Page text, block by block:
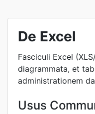
De Excel
Fasciculi Excel
diagrammata, et
administrationem
Usus